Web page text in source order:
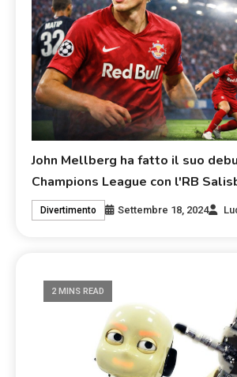
John Mellberg ha fatto il suo
Champions League con l'RB
Divertimento Settembre 18, 2024
2 MINS READ